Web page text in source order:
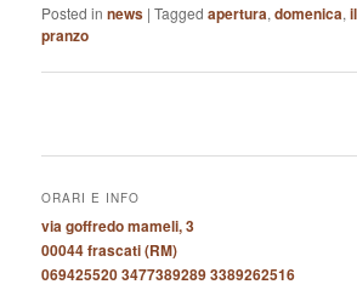
Posted in news |Tagged apertura,domenica,
pranzo
ORARI E INFO
via goffredo mameli, 3
00044 frascati (RM)
069425520 3477389289 3389262516